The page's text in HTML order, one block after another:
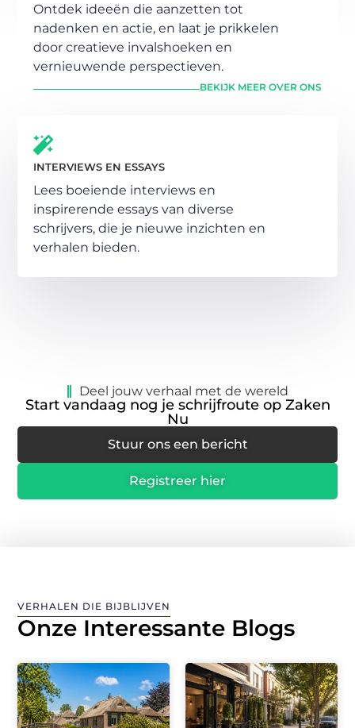
Ontdek ideeën die aanzetten tot
nadenken en actie, en laat je prikkelen
door creatieve invalshoeken en
vernieuwende perspectieven.
BEKIJK MEER OVER ONS
INTERVIEWS EN ESSAYS
Lees boeiende interviews en
inspirerende essays van diverse
schrijvers, die je nieuwe inzichten en
verhalen bieden.
Deel jouw verhaal met de wereld
Start vandaag nog je schrijfroute op Zaken
Nu
Stuur ons een bericht
Registreer hier
VERHALEN DIE BIJBLIJVEN
Onze Interessante Blogs